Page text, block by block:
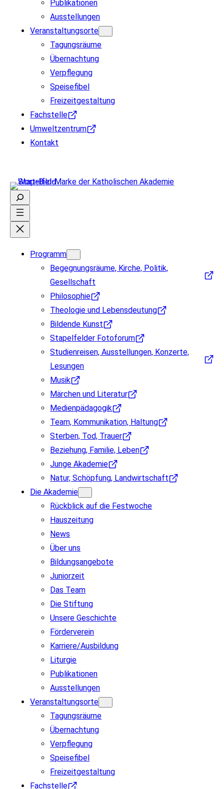
Publikationen
Ausstellungen
Veranstaltungsorte
Tagungsräume
Übernachtung
Verpflegung
Speisefibel
Freizeitgestaltung
Fachstelle
Umweltzentrum
Kontakt
Suchen
Programm
Begegnungsräume, Kirche, Politik,
Gesellschaft
Philosophie
Theologie und Lebensdeutung
Bildende Kunst
Stapelfelder Fotoforum
Studienreisen, Ausstellungen, Konzerte,
Lesungen
Musik
Märchen und Literatur
Medienpädagogik
Team, Kommunikation, Haltung
Sterben, Tod, Trauer
Beziehung, Familie, Leben
Junge Akademie
Natur, Schöpfung, Landwirtschaft
Die Akademie
Rückblick auf die Festwoche
Hauszeitung
News
Über uns
Bildungsangebote
Juniorzeit
Das Team
Die Stiftung
Unsere Geschichte
Förderverein
Karriere/Ausbildung
Liturgie
Publikationen
Ausstellungen
Veranstaltungsorte
Tagungsräume
Übernachtung
Verpflegung
Speisefibel
Freizeitgestaltung
Fachstelle